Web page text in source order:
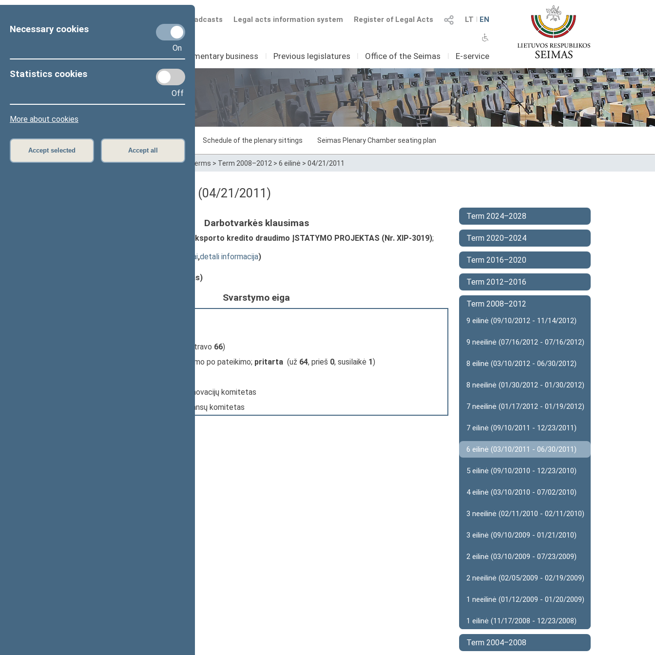
Necessary cookies
On
Statistics cookies
Off
More about cookies
Accept selected Accept all
LT I EN
Register of Legal Acts
Legal acts information system
Scheduled broadcasts
Seimas I Parliamentary business I Previous legislatures I Office of the Seimas I E-service
Sitting in progress Plenary sittings Schedule of the plenary sittings Seimas Plenary Chamber seating plan
Home>Plenary sittings>Parliamentary terms > Term 2008–2012 > 6 eilinė > 04/21/2011
Darbotvarkės klausimas (04/21/2011)
Darbotvarkės klausimas
Valstybės specialiųjų garantijų dėl eksporto kredito draudimo ĮSTATYMO PROJEKTAS (Nr. XIP-3019);
susiję dokumentai,detali informacija)
Daumantas Lapinskas (viceministras)
Svarstymo eiga
(užsiregistravo 66)
dėl pritarimo po pateikimo; pritarta (už 64, prieš 0, susilaikė 1)
Pagrindinis: Ekonomikos ir inovacijų komitetas
Papildomas: Biudžeto ir finansų komitetas
Term 2024–2028
Term 2020–2024
Term 2016–2020
Term 2012–2016
Term 2008–2012
9 eilinė (09/10/2012 - 11/14/2012)
9 neeilinė (07/16/2012 - 07/16/2012)
8 eilinė (03/10/2012 - 06/30/2012)
8 neeilinė (01/30/2012 - 01/30/2012)
7 neeilinė (01/17/2012 - 01/19/2012)
7 eilinė (09/10/2011 - 12/23/2011)
6 eilinė (03/10/2011 - 06/30/2011)
5 eilinė (09/10/2010 - 12/23/2010)
4 eilinė (03/10/2010 - 07/02/2010)
3 neeilinė (02/11/2010 - 02/11/2010)
3 eilinė (09/10/2009 - 01/21/2010)
2 eilinė (03/10/2009 - 07/23/2009)
2 neeilinė (02/05/2009 - 02/19/2009)
1 neeilinė (01/12/2009 - 01/20/2009)
1 eilinė (11/17/2008 - 12/23/2008)
Term 2004–2008